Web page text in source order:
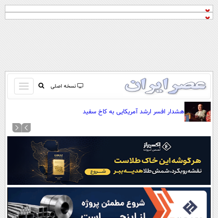
نسخه اصلی
باز
و
کردن
منو
صفحه اول
نظرسنجی
آب و هوا
سواد زندگی
هشدار افسر ارشد آمریکایی به کاخ سفید